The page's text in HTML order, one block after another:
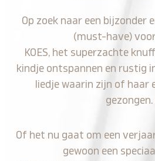
Op zoek naar een bijzonder
(must-have)
KOES, het superzachte
kindje ontspannen en rustig
liedje waarin zijn of haar
gezongen.
Of het nu gaat om een
gewoon een